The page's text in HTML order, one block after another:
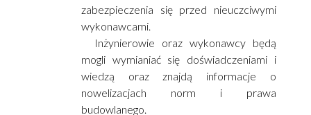
zabezpieczenia się przed nieuczciwymi
wykonawcami.
Inżynierowie oraz wykonawcy będą
mogli wymianiać się doświadczeniami i
wiedzą oraz znajdą informacje o
nowelizacjach norm i prawa
budowlanego.